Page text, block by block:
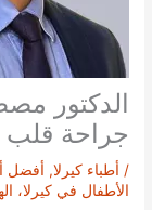
الدكتور
جراحة قلب
/ أطباء كيرلا, أفضل
الأطفال في كيرلا، الهند